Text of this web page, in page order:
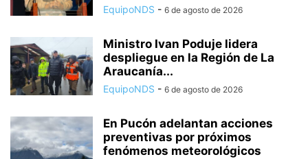
EquipoNDS - 6 de agosto de 2026
Ministro Ivan Poduje lidera
despliegue en la Región de La
Araucanía...
EquipoNDS - 6 de agosto de 2026
En Pucón adelantan acciones
preventivas por próximos
fenómenos meteorológicos